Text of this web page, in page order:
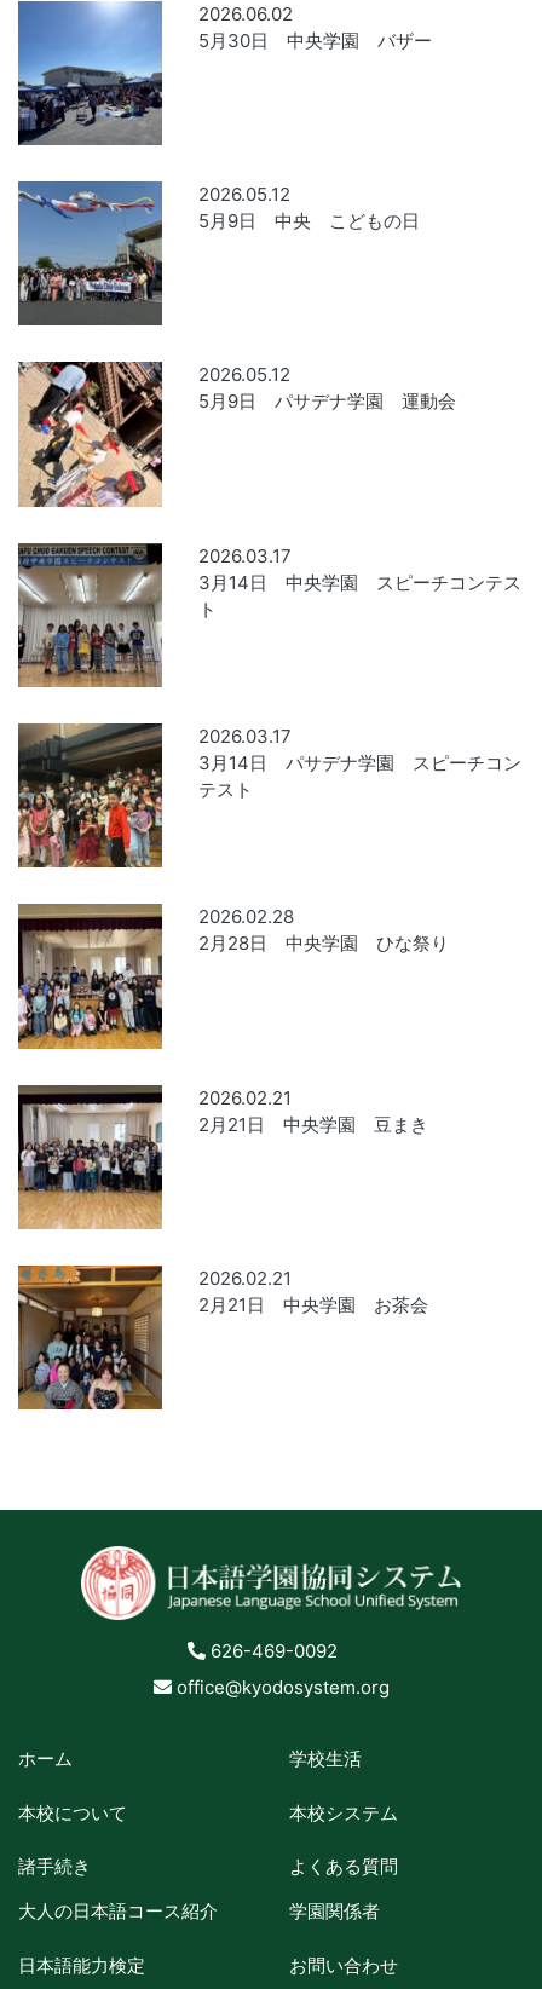
2026.06.02
5月30日 中央学園 バザー
2026.05.12
5月9日 中央 こどもの日
2026.05.12
5月9日 パサデナ学園 運動会
2026.03.17
3月14日 中央学園 スピーチコンテス
ト
2026.03.17
3月14日 パサデナ学園 スピーチコン
テスト
2026.02.28
2月28日 中央学園 ひな祭り
2026.02.21
2月21日 中央学園 豆まき
2026.02.21
2月21日 中央学園 お茶会
626-469-0092
office@kyodosystem.org
ホーム
本校について
諸手続き
学校生活
本校システム
よくある質問
大人の日本語コース紹介
日本語能力検定
学園関係者
お問い合わせ